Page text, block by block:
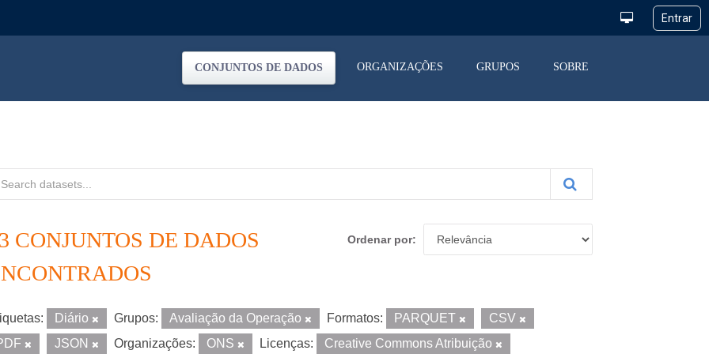
CONJUNTOS DE DADOS ORGANIZAÇÕES GRUPOS SOBRE
Ordenar por
CONJUNTOS DE DADOS
Diário Grupos: Avaliação da Operação Formatos: PARQUET
CSV
JSON Organizações: ONS Licenças: Creative Commons Atribuição